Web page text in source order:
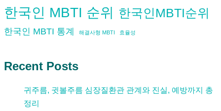
한국인 MBTI 순위 한국인MBTI순위
한국인 MBTI 통계 해결사형 MBTI 효율성
Recent Posts
귀주름, 귓볼주름 심장질환관 관계와 진실, 예방까지 총
정리